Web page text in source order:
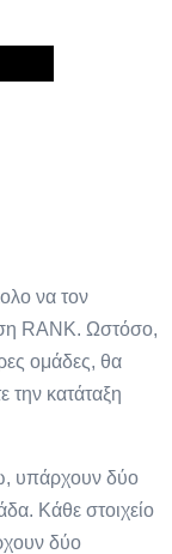
να τον
RANK. Ωστόσο,
ομάδες, θα
την κατάταξη
υπάρχουν δύο
Κάθε στοιχείο
δύο